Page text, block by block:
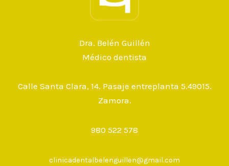
Dra. Belén Guillén
Médico dentista
Calle Santa Clara, 14. Pasaje entreplanta 5.49015.
Zamora.
980 522 578
clinicadentalbelenguillen@gmail.com